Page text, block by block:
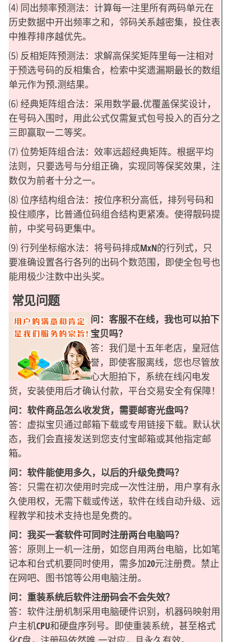
⑷ 同出频率预测法：计算每一注里所有两码单元在
历史数据中开出频率之和，邻码关系越密集，投住表
中推荐排序越优先。
⑸ 反相矩阵预测法：求解高保奖矩阵里每一注相对
于预选号码的反相集合，检索中奖遗漏期最长的数组
单元作为预.测结果。
⑹ 经典矩阵组合法：采用数学最.优覆盖保奖设计，
在号码入围时，用此公式仅需复式包号投入的百分之
三即赢取一二等奖。
⑺ 位势矩阵组合法：效率远超经典矩阵。根据平均
法则，只要选号与分组正确，实现同等保奖效果，注
数仅为前者十分之一。
⑻ 位序结构组合法：按位序积分高低，排列号码和
投住顺序，比普通位码组合结构更紧凑。使得靓码提
前，中奖号码更集中。
⑼ 行列坐标缩水法：将号码排成MxN的行列式，只
要准确设置各行各列的出码个数范围，即使全包号也
能用极少注数中出头奖。
常见问题
问：客服不在线，我也可以拍下
宝贝吗？
答：我们是十五年老店，皇冠信
誉，即使客服离线，您也尽管放
心大胆拍下，系统在线闪电发
货，安装使用后才确认付款，平台交易安全有保障！
问：软件商品怎么收发货，需要邮寄光盘吗？
答：虚拟宝贝通过邮箱下载或专用链接下载。默认状
态，我们会直接发送到您支付宝邮箱或其他指定邮
箱。
问：软件能使用多久，以后的升级免费吗？
答：只需在初次使用时完成一次性注册，用户享有永
久使用权，无需下载或传送，软件在线自动升级、远
程教学和技术支持也是免费的。
问：我买一套软件可同时注册两台电脑吗？
答：原则上一机一注册，如您自用两台电脑，比如笔
记本和台式机要同时使用，需多加20元注册费。禁止
在网吧、图书馆等公用电脑注册。
问：重装系统后软件注册码会不会失效？
答：软件注册机制采用电脑硬件识别，机器码映射用
户主机CPU和硬盘序列号。即使重装系统，甚至格式